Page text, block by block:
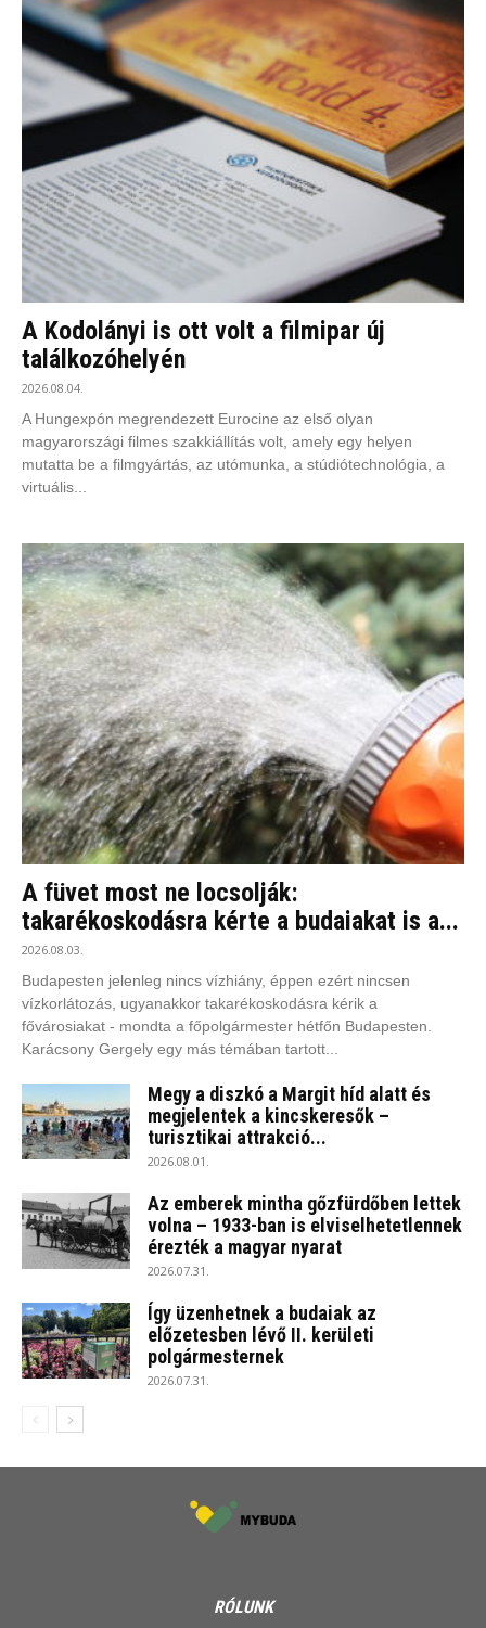
A Kodolányi is ott volt a filmipar új
találkozóhelyén
2026.08.04.
A Hungexpón megrendezett Eurocine az első olyan
magyarországi filmes szakkiállítás volt, amely egy helyen
mutatta be a filmgyártás, az utómunka, a stúdiótechnológia, a
virtuális...
A füvet most ne locsolják:
takarékoskodásra kérte a budaiakat is a...
2026.08.03.
Budapesten jelenleg nincs vízhiány, éppen ezért nincsen
vízkorlátozás, ugyanakkor takarékoskodásra kérik a
fővárosiakat - mondta a főpolgármester hétfőn Budapesten.
Karácsony Gergely egy más témában tartott...
Megy a diszkó a Margit híd alatt és
megjelentek a kincskeresők –
turisztikai attrakció...
2026.08.01.
Az emberek mintha gőzfürdőben lettek
volna – 1933-ban is elviselhetetlennek
érezték a magyar nyarat
2026.07.31.
Így üzenhetnek a budaiak az
előzetesben lévő II. kerületi
polgármesternek
2026.07.31.
RÓLUNK